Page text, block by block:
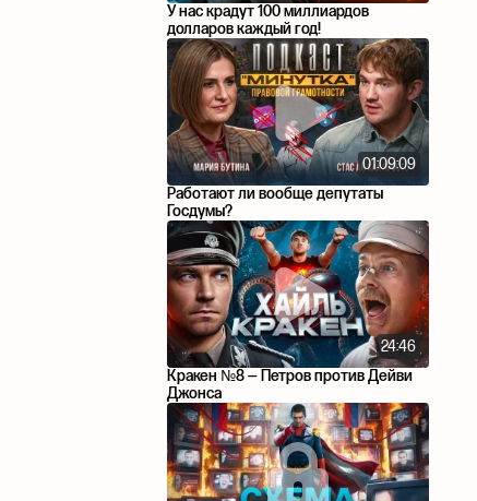
У нас крадут 100 миллиардов
долларов каждый год!
01:09:09
Работают ли вообще депутаты
Госдумы?
24:46
Кракен №8 — Петров против Дейви
Джонса